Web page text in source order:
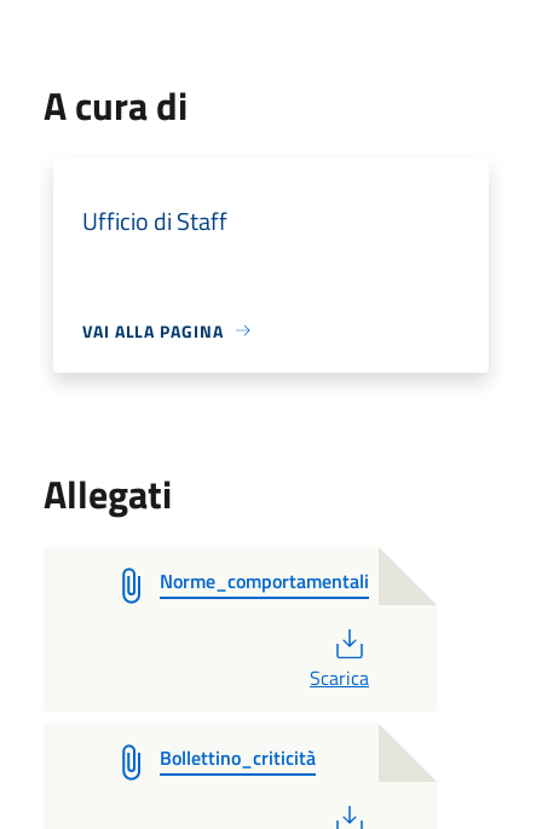
A cura di
Ufficio di Staff
VAI ALLA PAGINA
Allegati
Norme_comportamentali
Scarica
Bollettino_criticità